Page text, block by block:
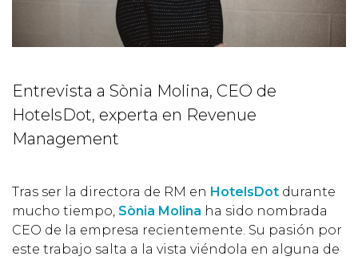
Entrevista a Sònia Molina, CEO de
HotelsDot, experta en Revenue
Management
Tras ser la directora de RM en HotelsDot durante
mucho tiempo, Sònia Molina ha sido nombrada
CEO de la empresa recientemente. Su pasión por
este trabajo salta a la vista viéndola en alguna de